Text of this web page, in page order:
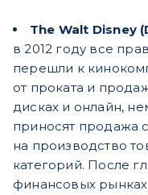
The Walt Disney
в 2012 году все
перешли к
от проката и
дисках и онлайн,
приносят продажа
на производство
категорий. После
финансовых